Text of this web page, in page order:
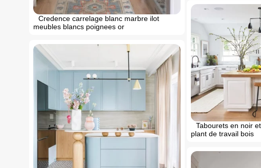
Credence carrelage blanc marbre ilot
meubles blancs poignees or
Tabourets en noir
plant de travail bois